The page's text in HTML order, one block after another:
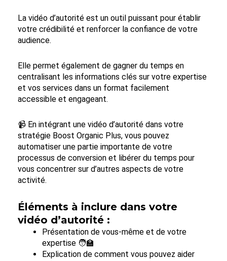
La vidéo d’autorité est un outil puissant pour établir
votre crédibilité et renforcer la confiance de votre
audience.
Elle permet également de gagner du temps en
centralisant les informations clés sur votre expertise
et vos services dans un format facilement
accessible et engageant.
📹 En intégrant une vidéo d’autorité dans votre
stratégie Boost Organic Plus, vous pouvez
automatiser une partie importante de votre
processus de conversion et libérer du temps pour
vous concentrer sur d’autres aspects de votre
activité.
Éléments à inclure dans votre
vidéo d’autorité :
Présentation de vous-même et de votre
expertise 🧑‍🏫
Explication de comment vous pouvez aider